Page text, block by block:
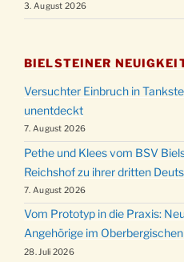
3. August 2026
BIELSTEINER
Versuchter Einbruch in
unentdeckt
7. August 2026
Pethe und Klees vom BSV
Reichshof zu ihrer dritten
7. August 2026
Vom Prototyp in die Praxis:
Angehörige im
28. Juli 2026